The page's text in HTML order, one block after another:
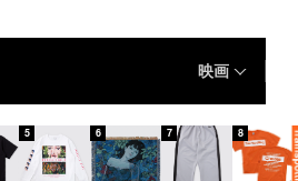
映画
5 6 7 8